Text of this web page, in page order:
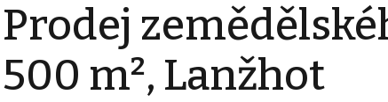
Prodej
500 m², Lanžhot